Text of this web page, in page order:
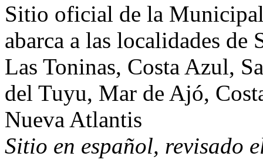
Sitio oficial de la
abarca a las localidades
Las Toninas, Costa Azul,
del Tuyu, Mar de Ajó,
Nueva Atlantis
Sitio en español, revisado